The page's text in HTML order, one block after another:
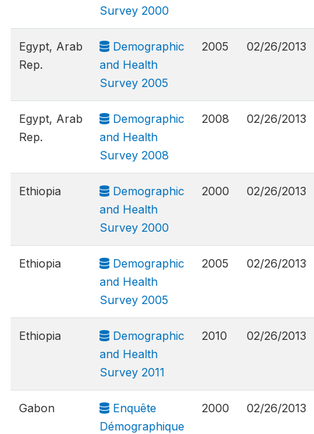
Survey 2000
Egypt, Arab
Rep.
Demographic
and Health
Survey 2005
2005 02/26/2013
Egypt, Arab
Rep.
Demographic
and Health
Survey 2008
2008 02/26/2013
Ethiopia
Demographic
and Health
Survey 2000
2000 02/26/2013
Ethiopia
Demographic
and Health
Survey 2005
2005 02/26/2013
Ethiopia
Demographic
and Health
Survey 2011
2010 02/26/2013
Gabon
Enquête
Démographique
2000 02/26/2013